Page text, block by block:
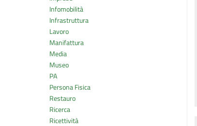
Infomobilità
Infrastruttura
Lavoro
Manifattura
Media
Museo
PA
Persona Fisica
Restauro
Ricerca
Ricettività